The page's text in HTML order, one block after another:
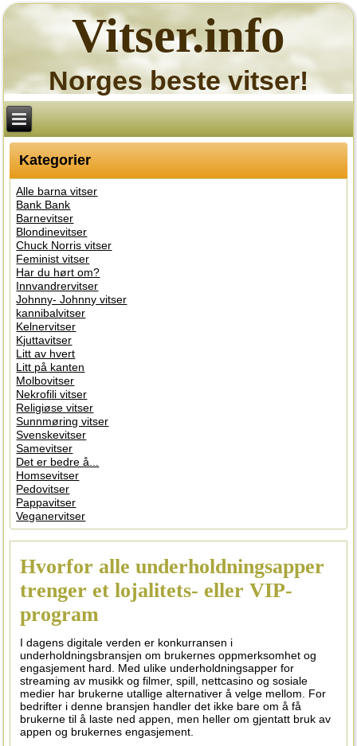
Vitser.info
Norges beste vitser!
Kategorier
Alle barna vitser
Bank Bank
Barnevitser
Blondinevitser
Chuck Norris vitser
Feminist vitser
Har du hørt om?
Innvandrervitser
Johnny- Johnny vitser
kannibalvitser
Kelnervitser
Kjuttavitser
Litt av hvert
Litt på kanten
Molbovitser
Nekrofili vitser
Religiøse vitser
Sunnmøring vitser
Svenskevitser
Samevitser
Det er bedre å...
Homsevitser
Pedovitser
Pappavitser
Veganervitser
Hvorfor alle underholdningsapper
trenger et lojalitets- eller VIP-
program
I dagens digitale verden er konkurransen i
underholdningsbransjen om brukernes oppmerksomhet og
engasjement hard. Med ulike underholdningsapper for
streaming av musikk og filmer, spill, nettcasino og sosiale
medier har brukerne utallige alternativer å velge mellom. For
bedrifter i denne bransjen handler det ikke bare om å få
brukerne til å laste ned appen, men heller om gjentatt bruk av
appen og brukernes engasjement.